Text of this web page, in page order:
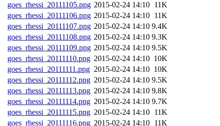
goes_rhessi_20111105.png 2015-02-24 14:10 11K
goes_rhessi_20111106.png 2015-02-24 14:10 11K
goes_rhessi_20111107.png 2015-02-24 14:10 9.4K
goes_rhessi_20111108.png 2015-02-24 14:10 9.3K
goes_rhessi_20111109.png 2015-02-24 14:10 9.5K
goes_rhessi_20111110.png 2015-02-24 14:10 10K
goes_rhessi_20111111.png 2015-02-24 14:10 10K
goes_rhessi_20111112.png 2015-02-24 14:10 9.5K
goes_rhessi_20111113.png 2015-02-24 14:10 9.8K
goes_rhessi_20111114.png 2015-02-24 14:10 9.7K
goes_rhessi_20111115.png 2015-02-24 14:10 11K
goes_rhessi_20111116.png 2015-02-24 14:10 11K